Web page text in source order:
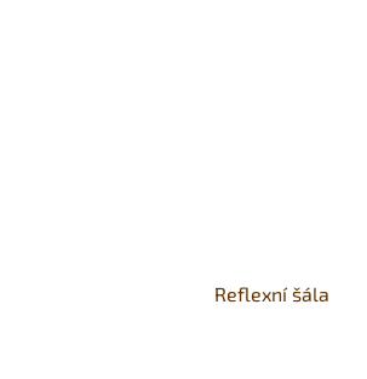
Reflexní šála